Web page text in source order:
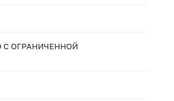
С ОГРАНИЧЕННОЙ